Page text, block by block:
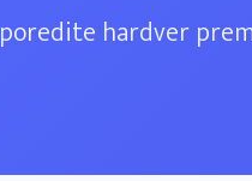
hardver